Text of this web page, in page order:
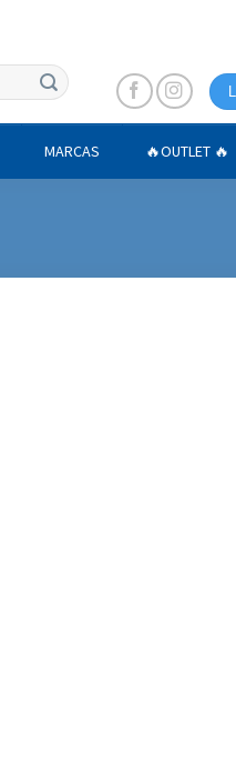
MARCAS 🔥OUTLET 🔥